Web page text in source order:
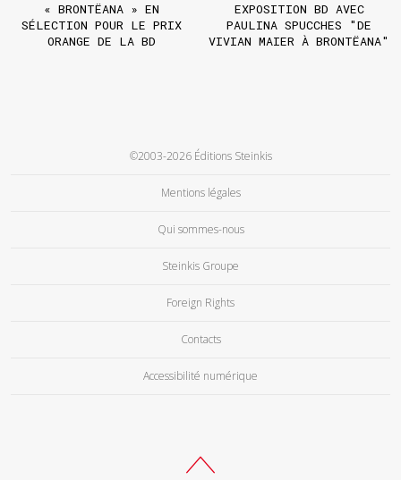
« BRONTËANA » EN
SÉLECTION POUR LE PRIX
ORANGE DE LA BD
EXPOSITION BD AVEC
PAULINA SPUCCHES "DE
VIVIAN MAIER À BRONTËANA"
©2003-2026 Éditions Steinkis
Mentions légales
Qui sommes-nous
Steinkis Groupe
Foreign Rights
Contacts
Accessibilité numérique